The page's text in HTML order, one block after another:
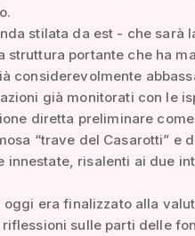
stilata da est - che sarà
struttura portante che ha
considerevolmente
già monitorati con le
diretta preliminare
“trave del Casarotti” e
innestate, risalenti ai due
oggi era finalizzato alla
sulle parti delle